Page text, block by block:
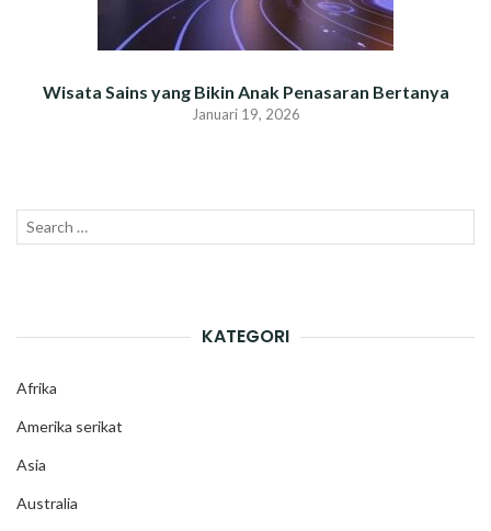
Wisata Sains yang Bikin Anak Penasaran Bertanya
Januari 19, 2026
Search
KATEGORI
Afrika
Amerika serikat
Asia
Australia